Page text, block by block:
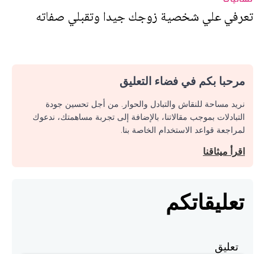
تعرفي علي شخصية زوجك جيدا وتقبلي صفاته
مرحبا بكم في فضاء التعليق
نريد مساحة للنقاش والتبادل والحوار. من أجل تحسين جودة
التبادلات بموجب مقالاتنا، بالإضافة إلى تجربة مساهمتك، ندعوك
لمراجعة قواعد الاستخدام الخاصة بنا.
اقرأ ميثاقنا
تعليقاتكم
تعليق